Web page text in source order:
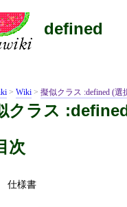
defined
> Wiki > 擬似クラス :defined (選
クラス
次
仕様書